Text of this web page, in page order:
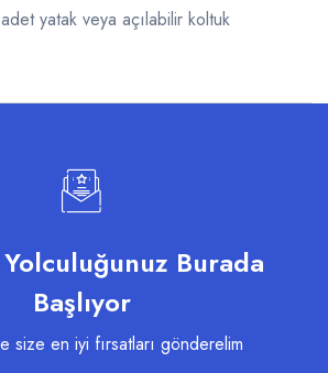
yatak veya açılabilir koltuk
Burada
Başlıyor
size en iyi fırsatları gönderelim